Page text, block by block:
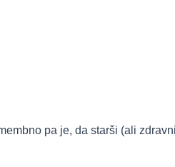
pa je, da starši (ali